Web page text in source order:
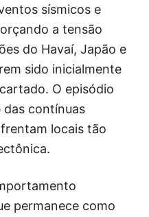
sísmicos e
a tensão
do Havaí, Japão e
sido inicialmente
O episódio
das contínuas
locais tão
permanece como